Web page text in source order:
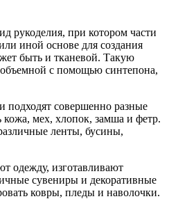
рукоделия, при котором части
иной основе для создания
быть и тканевой. Такую
с помощью синтепона,
подходят совершенно разные
мех, хлопок, замша и фетр.
ленты, бусины,
одежду, изготавливают
сувениры и декоративные
ковры, пледы и наволочки.